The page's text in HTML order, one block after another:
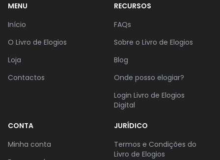
MENU
Início
O Livro de Elogios
Loja
Contactos
RECURSOS
FAQs
Sobre o Livro de Elogios
Blog
Onde posso elogiar?
Login Livro de Elogios
Digital
CONTA
Minha conta
JURÍDICO
Termos e Condições do
Livro de Elogios